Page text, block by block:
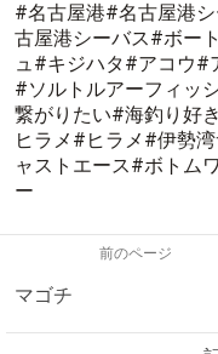
#名古屋港#名古屋港
古屋港シーバス#ボー
ュ#キジハタ#アコウ#
#ソルトルアーフィッ
繋がりたい#海釣り好
ヒラメ#ヒラメ#伊勢
ャストエース#ボトム
ー
前のページ
マゴチ